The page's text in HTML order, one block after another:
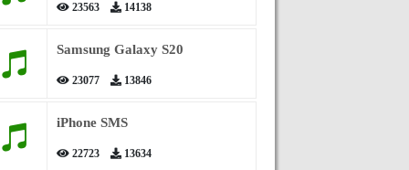
23563 14138
Samsung Galaxy S20
23077 13846
iPhone SMS
22723 13634